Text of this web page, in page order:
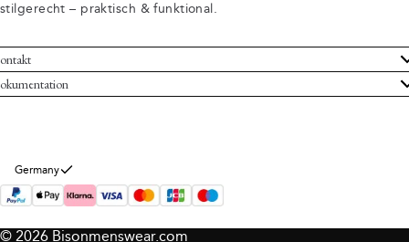
stilgerecht – praktisch & funktional.
Bison
Geschäftsbedingungen
Informationen
Germany
© 2026 Bisonmenswear.com